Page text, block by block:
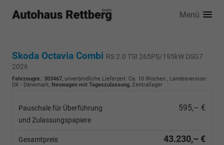
Menü
Skoda Octavia Combi RS 2.0 TSI 265PS/195kW DSG7
2026
Fahrzeugnr.: 303467, unverbindliche Lieferzeit: Ca. 10 Wochen , Landesversion:
DK - Dänemark, Neuwagen mit Tageszulassung, Zentrallager
Pauschale für Überführung
und Zulassungspapiere
595,– €
Gesamtpreis 43.230,– €